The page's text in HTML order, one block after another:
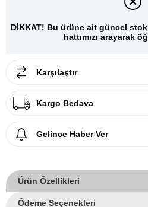
DİKKAT! Bu ürüne ait güncel
hattımızı arayarak
Karşılaştır
Kargo Bedava
Gelince Haber Ver
Ürün Özellikleri
Ödeme Seçenekleri